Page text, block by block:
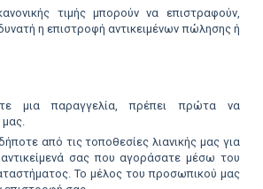
τιμής μπορούν να επιστραφούν,
η επιστροφή αντικειμένων πώλησης ή
μια παραγγελία, πρέπει πρώτα να
μας.
από τις τοποθεσίες λιανικής μας για
σας που αγοράσατε μέσω του
Το μέλος του προσωπικού μας